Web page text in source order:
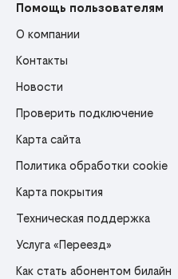
Помощь пользователям
О компании
Контакты
Новости
Проверить подключение
Карта сайта
Политика обработки cookie
Карта покрытия
Техническая поддержка
Услуга «Переезд»
Как стать абонентом билайн